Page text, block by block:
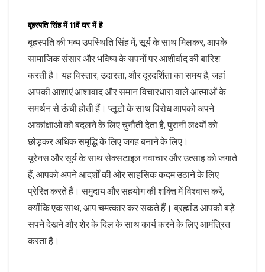
बृहस्पति सिंह में 11वें घर में है
बृहस्पति की भव्य उपस्थिति सिंह में, सूर्य के साथ मिलकर, आपके
सामाजिक संसार और भविष्य के सपनों पर आशीर्वाद की बारिश
करती है। यह विस्तार, उदारता, और दूरदर्शिता का समय है, जहां
आपकी आशाएं आशावाद और समान विचारधारा वाले आत्माओं के
समर्थन से ऊंची होती हैं। प्लूटो के साथ विरोध आपको अपने
आकांक्षाओं को बदलने के लिए चुनौती देता है, पुरानी लक्ष्यों को
छोड़कर अधिक समृद्धि के लिए जगह बनाने के लिए।
यूरेनस और सूर्य के साथ सेक्सटाइल नवाचार और उत्साह को जगाते
हैं, आपको अपने आदर्शों की ओर साहसिक कदम उठाने के लिए
प्रेरित करते हैं। समुदाय और सहयोग की शक्ति में विश्वास करें,
क्योंकि एक साथ, आप चमत्कार कर सकते हैं। ब्रह्मांड आपको बड़े
सपने देखने और शेर के दिल के साथ कार्य करने के लिए आमंत्रित
करता है।